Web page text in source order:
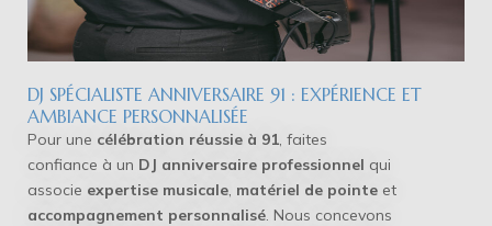
DJ SPÉCIALISTE ANNIVERSAIRE 91 : EXPÉRIENCE ET
AMBIANCE PERSONNALISÉE
Pour une célébration réussie à 91 , faites
confiance à un DJ anniversaire professionnel qui
associe expertise musicale matériel de pointe et
accompagnement personnalisé . Nous concevons